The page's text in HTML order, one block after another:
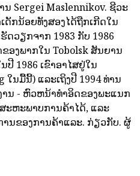
ນ Sergei Maslennikov. ຊີວະ
ກນ້ອຍທັງສອງໄດ້ຖືກເກີດໃນ
ດວຽກຈາກ 1983 ກັບ 1986
ອງພາກໃນ Tobolsk ສັນຍານ
1986 ເຂົາອາໄສຢູ່ໃນ
ນມື້ນີ້) ແລະເຖິງປີ 1994 ທ່ານ
ານ - ຫົວຫນ້າທໍາອິດຂອງພະແນກ
ະຫະພາບການຄ້າໄດ້, ແລະ
ນຂອງການຄ້າແລະ. ກ່ຽວກັບ. ຜູ້